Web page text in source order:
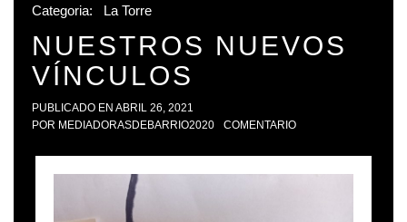
Categoria: La Torre
NUESTROS NUEVOS
VÍNCULOS
PUBLICADO EN ABRIL 26, 2021
POR MEDIADORASDEBARRIO2020 COMENTARIO